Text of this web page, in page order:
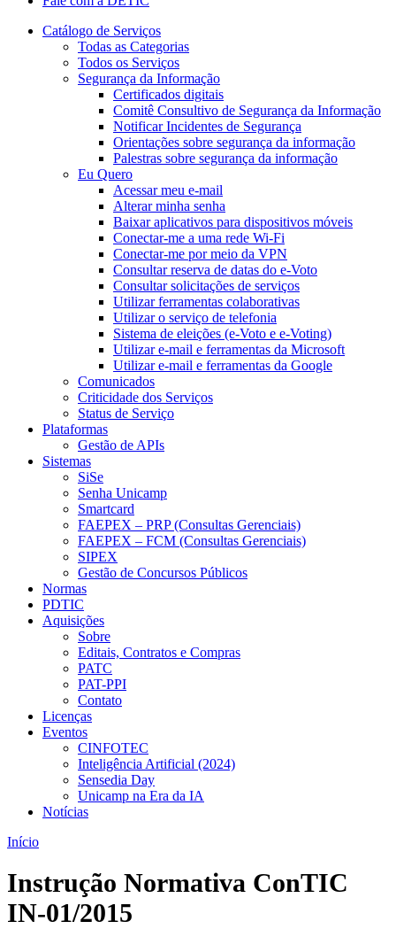
Catálogo de Serviços
Todas as Categorias
Todos os Serviços
Segurança da Informação
Certificados digitais
Comitê Consultivo de Segurança da Informação
Notificar Incidentes de Segurança
Orientações sobre segurança da informação
Palestras sobre segurança da informação
Eu Quero
Acessar meu e-mail
Alterar minha senha
Baixar aplicativos para dispositivos móveis
Conectar-me a uma rede Wi-Fi
Conectar-me por meio da VPN
Consultar reserva de datas do e-Voto
Consultar solicitações de serviços
Utilizar ferramentas colaborativas
Utilizar o serviço de telefonia
Sistema de eleições (e-Voto e e-Voting)
Utilizar e-mail e ferramentas da Microsoft
Utilizar e-mail e ferramentas da Google
Comunicados
Criticidade dos Serviços
Status de Serviço
Plataformas
Gestão de APIs
Sistemas
SiSe
Senha Unicamp
Smartcard
FAEPEX – PRP (Consultas Gerenciais)
FAEPEX – FCM (Consultas Gerenciais)
SIPEX
Gestão de Concursos Públicos
Normas
PDTIC
Aquisições
Sobre
Editais, Contratos e Compras
PATC
PAT-PPI
Contato
Licenças
Eventos
CINFOTEC
Inteligência Artificial (2024)
Sensedia Day
Unicamp na Era da IA
Notícias
Início
Instrução Normativa ConTIC
IN-01/2015